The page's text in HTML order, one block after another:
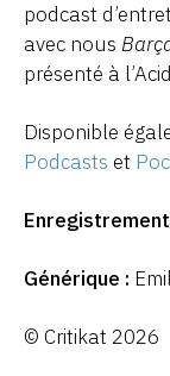
podcast
avec nous
présenté à
Disponible
Podcasts et
Générique :
© Critikat 2026